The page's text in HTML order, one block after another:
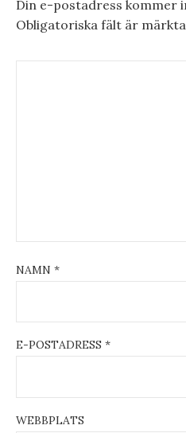
Din e-postadress kommer
Obligatoriska fält är märkta
NAMN *
E-POSTADRESS *
WEBBPLATS